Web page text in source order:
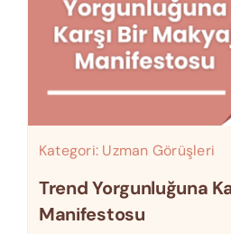
Kategori: Uzman Görüşleri
Trend Yorgunluğuna
Manifestosu